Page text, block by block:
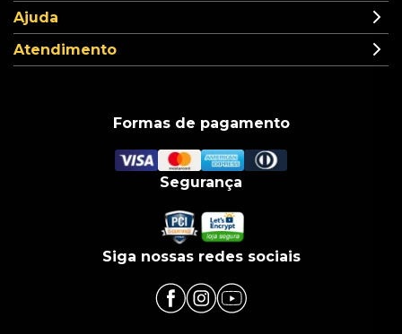
Ajuda
Atendimento
Formas de pagamento
Segurança
Siga nossas redes sociais